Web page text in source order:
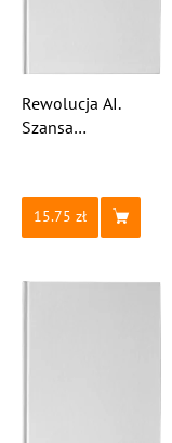
Rewolucja AI.
Szansa
15.75